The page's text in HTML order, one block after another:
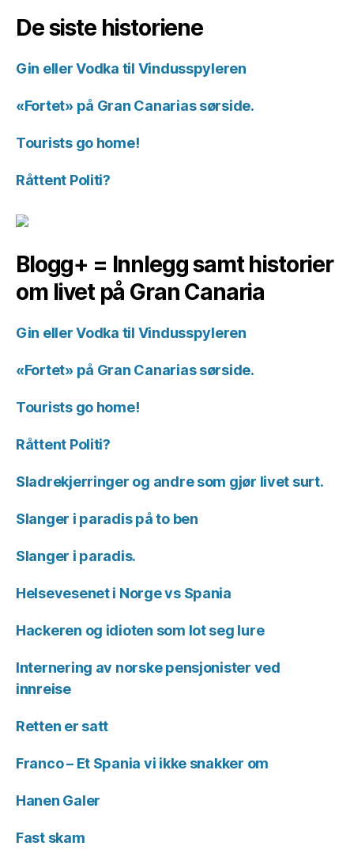
De siste historiene
Gin eller Vodka til Vindusspyleren
«Fortet» på Gran Canarias sørside.
Tourists go home!
Råttent Politi?
Blogg+ = Innlegg samt historier
om livet på Gran Canaria
Gin eller Vodka til Vindusspyleren
«Fortet» på Gran Canarias sørside.
Tourists go home!
Råttent Politi?
Sladrekjerringer og andre som gjør livet surt.
Slanger i paradis på to ben
Slanger i paradis.
Helsevesenet i Norge vs Spania
Hackeren og idioten som lot seg lure
Internering av norske pensjonister ved
innreise
Retten er satt
Franco – Et Spania vi ikke snakker om
Hanen Galer
Fast skam